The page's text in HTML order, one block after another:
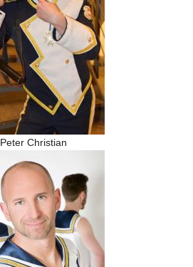
Peter Christian